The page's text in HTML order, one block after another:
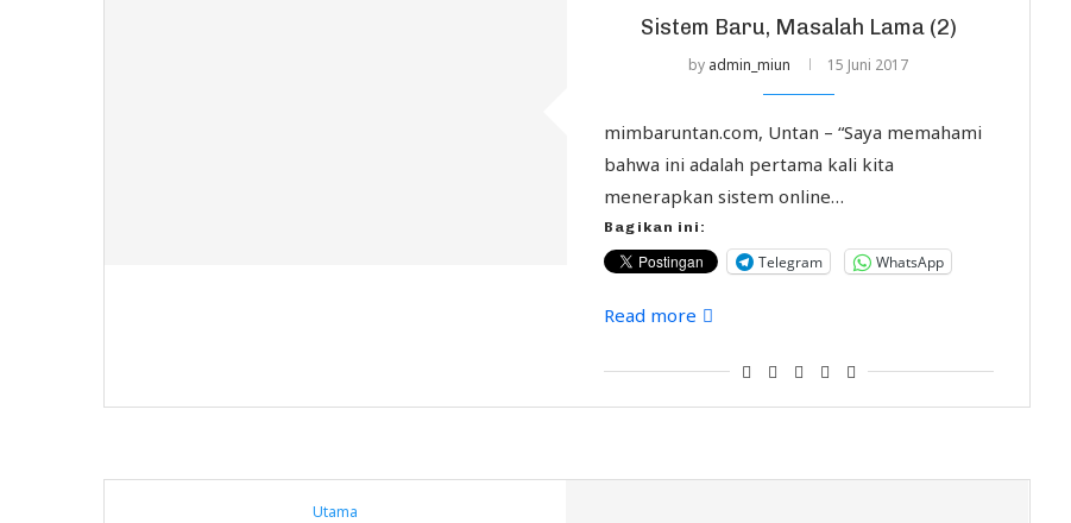
Sistem Baru, Masalah Lama (2)
by admin_miun 15 Juni 2017
mimbaruntan.com, Untan – “Saya memahami
bahwa ini adalah pertama kali kita
menerapkan sistem online…
Bagikan ini:
Telegram WhatsApp
Read more
Utama